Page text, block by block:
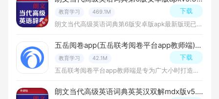
教育学习 469.1M
朗文当代高级英语词典第6版安卓版apk最新版现已全新升级，不仅内置朗文中阶英汉双解词典、语法大全词库、同义词词典等语句，听说读写各方面都可使用，攻克英语学习难题，免费下载后使用吧！应用介绍：《朗文当代高级
下载
五岳阅卷app(五岳联考阅卷平台app教师端)v4.9.3手机版
教育学习 42.1M
五岳联考阅卷平台app教师端是专为广大小时打造的在线阅卷应用，支持教学评估，跨校联考，组卷阅卷，布置作业，学情分析，考务管理等等全方面的教育教学功能，是教师阅卷批卷的好帮手。五岳阅卷APP，您身边的阅卷好帮
下载
朗文当代高级英语词典英英汉双解mdx版v5.3.5安卓离线包版